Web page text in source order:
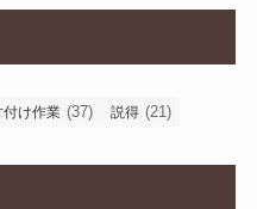
付け作業 (37) 説得 (21)